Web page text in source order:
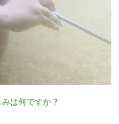
は何ですか？